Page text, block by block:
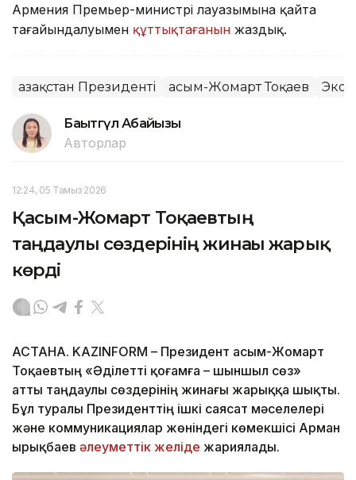
Армения Премьер-министрі лауазымына қайта
тағайындалуымен құттықтағанын жаздық.
Қазақстан Президенті Қасым-Жомарт Тоқаев
Бақытгүл Абайқызы
Авторлар
12:24, 05 Тамыз 2026
Қасым-Жомарт Тоқаевтың
таңдаулы сөздерінің жинағы жарық
көрді
АСТАНА. KAZINFORM – Президент Қасым-Жомарт
Тоқаевтың «Әділетті қоғамға – шыншыл сөз»
атты таңдаулы сөздерінің жинағы жарыққа шықты.
Бұл туралы Президенттің ішкі саясат мәселелері
және коммуникациялар жөніндегі көмекшісі Арман
Қырықбаев әлеуметтік желіде жариялады.